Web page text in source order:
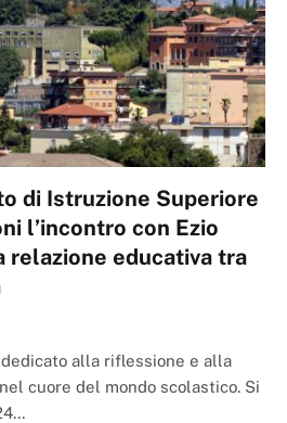
di Istruzione Superiore
l’incontro con Ezio
educativa tra
alla riflessione e alla
cuore del mondo scolastico. Si